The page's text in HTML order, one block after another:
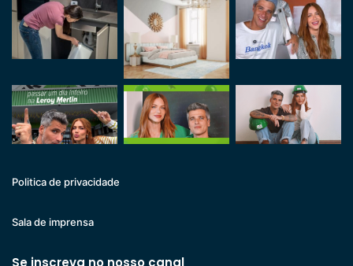
Politica de privacidade
Sala de imprensa
Se inscreva no nosso canal